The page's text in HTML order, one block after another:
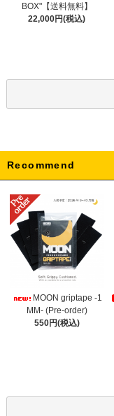
BOX"【送料無料】
22,000円(税込)
Recommend
MOON griptape -1
MM- (Pre-order)
550円(税込)